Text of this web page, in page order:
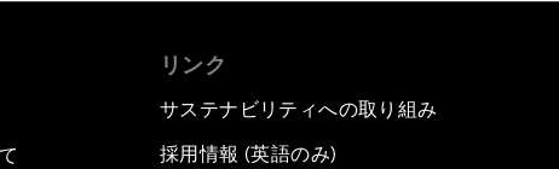
リンク
サステナビリティへの取り組み
採用情報 (英語のみ)